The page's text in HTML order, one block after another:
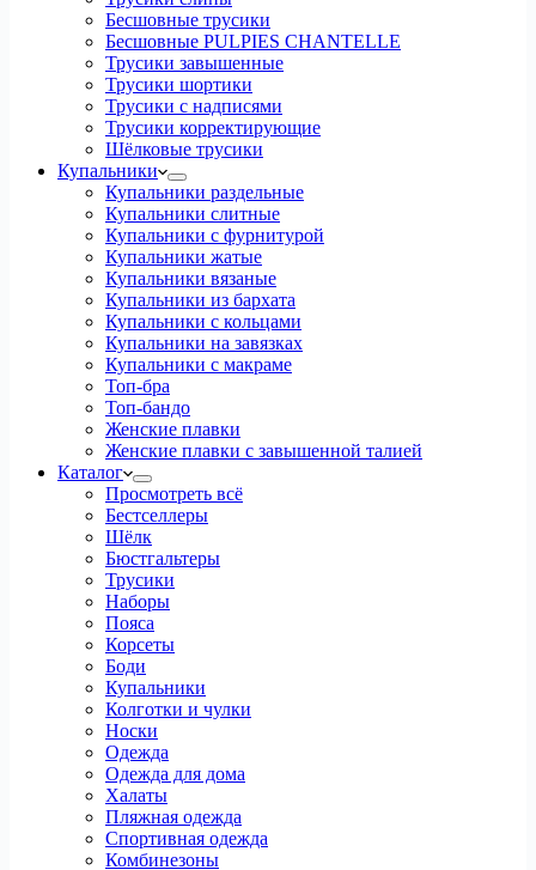
Бесшовные трусики
Бесшовные PULPIES CHANTELLE
Трусики завышенные
Трусики шортики
Трусики с надписями
Трусики корректирующие
Шёлковые трусики
Купальники
Купальники раздельные
Купальники слитные
Купальники с фурнитурой
Купальники жатые
Купальники вязаные
Купальники из бархата
Купальники с кольцами
Купальники на завязках
Купальники с макраме
Топ-бра
Топ-бандо
Женские плавки
Женские плавки с завышенной талией
Каталог
Просмотреть всё
Бестселлеры
Шёлк
Бюстгальтеры
Трусики
Наборы
Пояса
Корсеты
Боди
Купальники
Колготки и чулки
Носки
Одежда
Одежда для дома
Халаты
Пляжная одежда
Спортивная одежда
Комбинезоны